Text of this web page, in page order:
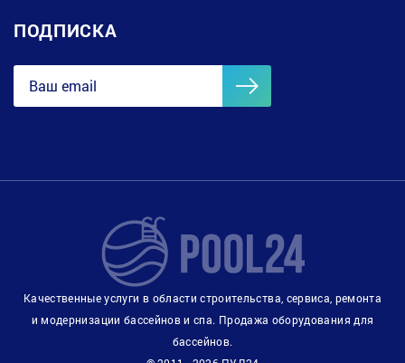
ПОДПИСКА
Качественные услуги в области строительства, сервиса, ремонта
и модернизации бассейнов и спа. Продажа оборудования для
бассейнов.